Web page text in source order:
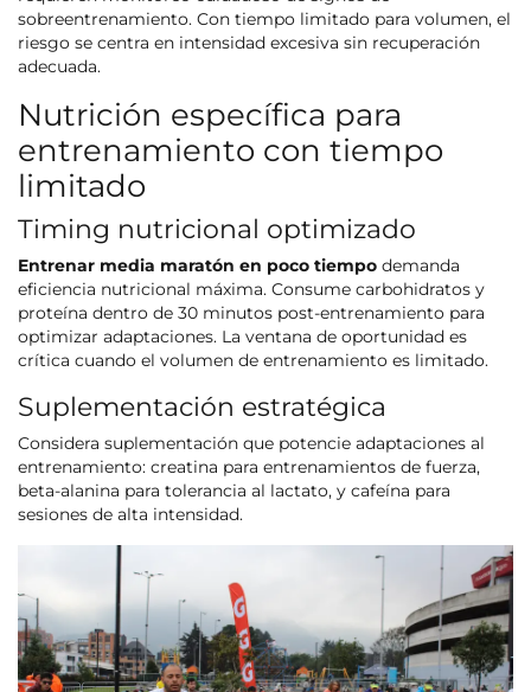
sobreentrenamiento. Con tiempo limitado para volumen, el
riesgo se centra en intensidad excesiva sin recuperación
adecuada.
Nutrición específica para
entrenamiento con tiempo
limitado
Timing nutricional optimizado
Entrenar media maratón en poco tiempo demanda
eficiencia nutricional máxima. Consume carbohidratos y
proteína dentro de 30 minutos post-entrenamiento para
optimizar adaptaciones. La ventana de oportunidad es
crítica cuando el volumen de entrenamiento es limitado.
Suplementación estratégica
Considera suplementación que potencie adaptaciones al
entrenamiento: creatina para entrenamientos de fuerza,
beta-alanina para tolerancia al lactato, y cafeína para
sesiones de alta intensidad.